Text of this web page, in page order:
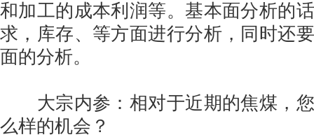
和加工的成本利润等。基本面分析的
求，库存、等方面进行分析，同时还
面的分析。
大宗内参：相对于近期的焦煤，您
么样的机会？